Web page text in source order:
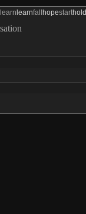
learn learnfall hopestarthold